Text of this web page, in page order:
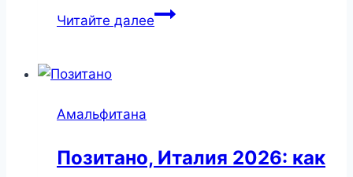
Читайте далееМайори,
Амальфитана
Позитано, Италия 2026: как